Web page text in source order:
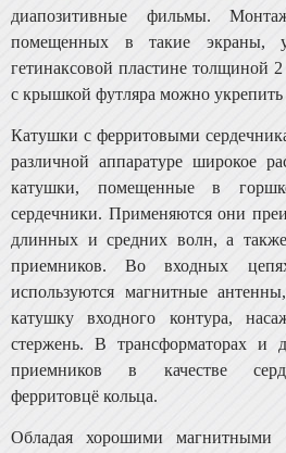
диапозитивные фильмы.
помещенных в такие экраны,
гетинаксовой пластине толщиной
с крышкой футляра можно
Катушки с ферритовыми
различной аппаратуре широкое
катушки, помещенные в
сердечники. Применяются они
длинных и средних волн, а
приемников. Во входных
используются магнитные
катушку входного контура,
стержень. В трансформаторах и
приемников в качестве
ферритовцё кольца.
Обладая хорошими магнитными